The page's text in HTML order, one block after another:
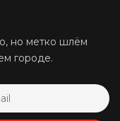
но метко шлём
городе.